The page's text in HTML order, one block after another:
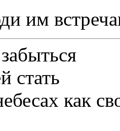
им
стать
как